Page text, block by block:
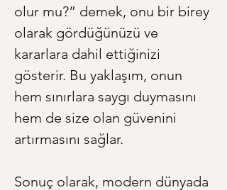
olur mu?” demek, onu bir birey
olarak gördüğünüzü ve
kararlara dahil ettiğinizi
gösterir. Bu yaklaşım, onun
hem sınırlara saygı duymasını
hem de size olan güvenini
artırmasını sağlar.
Sonuç olarak, modern dünyada